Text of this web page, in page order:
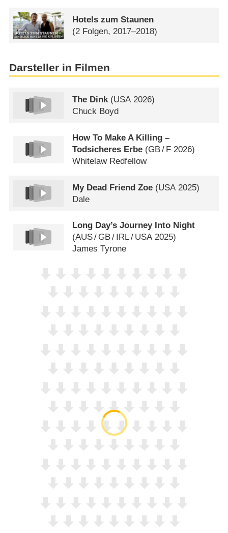
Hotels zum Staunen
(2 Folgen, 2017–2018)
Darsteller in Filmen
The Dink(USA2026)
Chuck Boyd
How To Make A Killing –
Todsicheres Erbe (GB/ F 2026)
Whitelaw Redfellow
My Dead Friend Zoe (USA 2025)
Dale
Long Day’s Journey Into Night
(AUS/ GB/ IRL/ USA2025)
James Tyrone